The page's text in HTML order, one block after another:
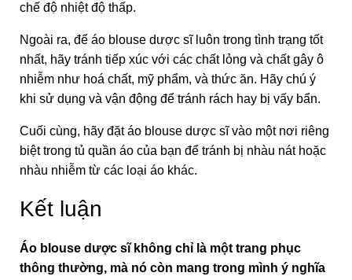
chế độ nhiệt độ thấp.
Ngoài ra, để áo blouse dược sĩ luôn trong tình trạng tốt
nhất, hãy tránh tiếp xúc với các chất lỏng và chất gây ô
nhiễm như hoá chất, mỹ phẩm, và thức ăn. Hãy chú ý
khi sử dụng và vận động để tránh rách hay bị vấy bẩn.
Cuối cùng, hãy đặt áo blouse dược sĩ vào một nơi riêng
biệt trong tủ quần áo của bạn để tránh bị nhàu nát hoặc
nhàu nhiễm từ các loại áo khác.
Kết luận
Áo blouse dược sĩ không chỉ là một trang phục
thông thường, mà nó còn mang trong mình ý nghĩa